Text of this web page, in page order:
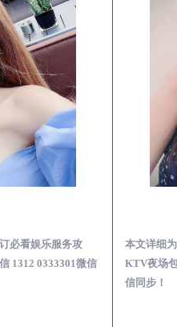
必看娱乐服务攻
1312 0333301微信
本文详细
KTV夜场
信同步！